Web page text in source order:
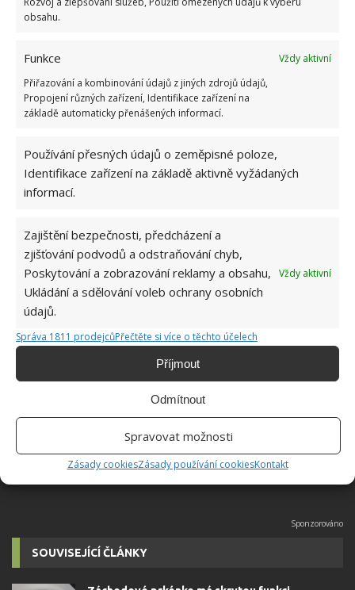
obsahu.
Funkce
Vždy aktivní
Přiřazování a kombinování údajů z jiných zdrojů údajů,
Propojení různých zařízení, Identifikace zařízení na
základě automaticky přenášených informací.
Používání přesných údajů o zeměpisné poloze,
Identifikace zařízení na základě aktivně vyžádaných
informací.
Zajištění bezpečnosti, předcházení a
zjišťování podvodů a odstraňování chyb,
Poskytování a zobrazování reklamy a obsahu,
Ukládání a sdělování voleb ochrany osobních
údajů.
Vždy aktivní
Správa 1811 prodejcůPřečtěte si více o těchto účelech
Příjmout
Odmítnout
Spravovat možnosti
Zásady cookiesZásady používání cookiesKontakt
FUNKCE
Jiří Kolář
Absolvent České zemědělské
velkým kutilem. V podstatě vše, co je
SOUVISEJÍCÍ ČLÁNKY